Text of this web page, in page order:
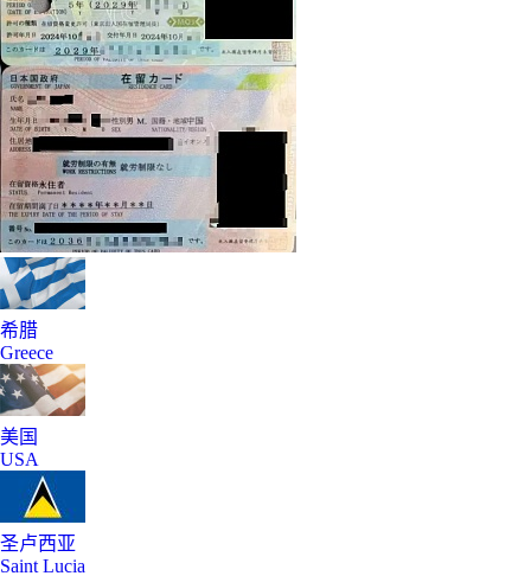
希腊
Greece
美国
USA
圣卢西亚
Saint Lucia